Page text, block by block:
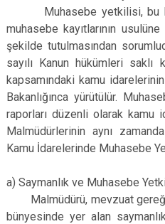
Muhasebe yetkilisi, bu
muhasebe kayıtlarının
şekilde tutulmasından
sayılı Kanun hükümleri saklı
kapsamındaki kamu
Bakanlığınca yürütülür.
raporları düzenli olarak kamu
Malmüdürlerinin aynı
Kamu İdarelerinde Muhasebe
a) Saymanlık ve Muhasebe
Malmüdürü, mevzuat gereği
bünyesinde yer alan